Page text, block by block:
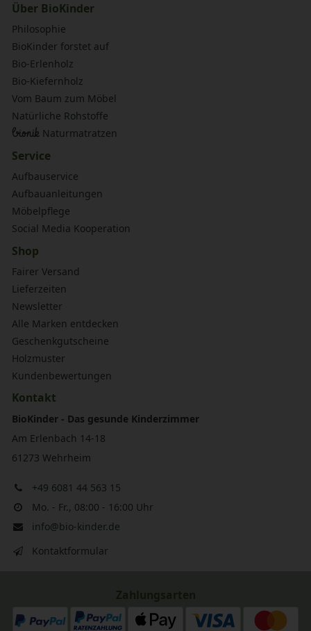
Über BioKinder
Philosophie
BioKinder forstet auf
Bio-Erlenholz
Bio-Kiefernholz
Vom Baum zum Möbel
Natürliche Rohstoffe
bionik Naturmatratzen
Service
Aufbauservice
Aufbauanleitungen
Möbelpflege
Social Media Kooperation
Shop
Fairer Versand
Lieferzeiten
Newsletter
Alle Marken entdecken
Geschenkgutscheine
Holzmuster
Kundenbewertungen
Kontakt
BioKinder - Das gesunde Kinderzimmer
Am Erlenbach 14-18
61273 Wehrheim
+49 6081 44 563 15
Mo. - Fr., 08:00 - 16:00 Uhr
info@bio-kinder.de
Kontaktformular
Zahlungsarten